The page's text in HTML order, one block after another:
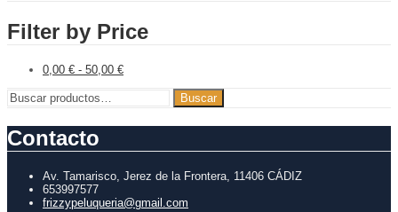
Filter by Price
0,00 € - 50,00 €
Buscar
Buscar
Contacto
Av. Tamarisco, Jerez de la Frontera, 11406 CÁDIZ
653997577
frizzypeluqueria@gmail.com